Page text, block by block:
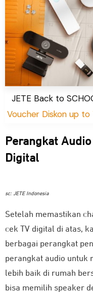
JETE Back to
Voucher Diskon up
Perangkat
Digital
sc: JETE Indonesia
Setelah memastikan
cek TV digital di atas,
berbagai perangkat
perangkat audio untuk
lebih baik di rumah
bisa memilih speaker